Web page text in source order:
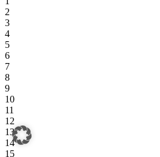
2
3
4
5
6
7
8
9
10
11
12
13
14
15